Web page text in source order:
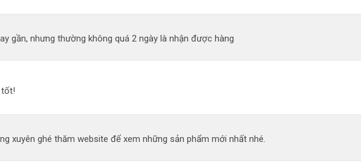
gần, nhưng thường không quá 2 ngày là nhận được hàng
tốt!
xuyên ghé thăm website để xem những sản phẩm mới nhất nhé.